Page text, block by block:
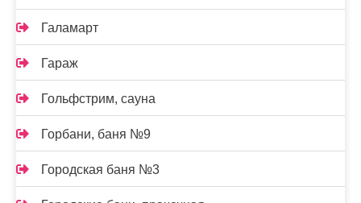
Галамарт
Гараж
Гольфстрим, сауна
Горбани, баня №9
Городская баня №3